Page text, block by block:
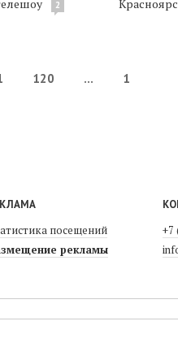
2
120 ... 1
посещений
рекламы
+7